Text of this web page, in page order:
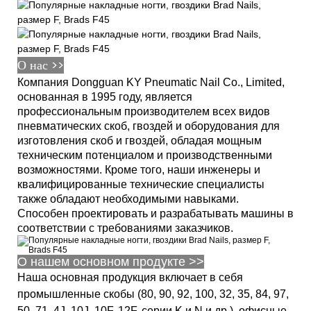
О нас >>
Компания Dongguan KY Pneumatic Nail Co., Limited,
основанная в 1995 году, является
профессиональным производителем всех видов
пневматических скоб, гвоздей и оборудования для
изготовления скоб и гвоздей, обладая мощным
техническим потенциалом и производственными
возможностями. Кроме того, наши инженеры и
квалифицированные технические специалисты
также обладают необходимыми навыками.
Способен проектировать и разрабатывать машины в
соответствии с требованиями заказчиков.
О нашем основном продукте >>
Наша основная продукция включает в себя
промышленные скобы (80, 90, 92, 100, 32, 35, 84, 97,